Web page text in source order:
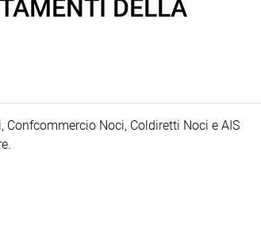
DELLA
Noci, Coldiretti Noci e AIS